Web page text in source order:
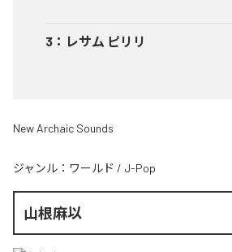
3 ： レサム ピリリ
New Archaic Sounds
ジャンル： ワールド / J-Pop
山根麻以